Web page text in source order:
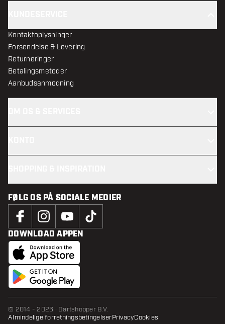
Kontaktoplysninger
Forsendelse & Levering
Returneringer
Betalingsmetoder
Aanbudsanmodning
FØLG OS PÅ SOCIALE MEDIER
DOWNLOAD APPEN
© 2014 - 2026 · Dartshopper B.V.
Almindelige forretningsbetingelserPrivacyCookies